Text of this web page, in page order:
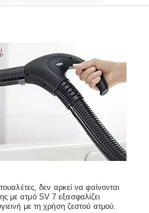
δεν αρκεί να φαίνονται
ατμό SV 7 εξασφαλίζει
με τη χρήση ζεστού ατμού.